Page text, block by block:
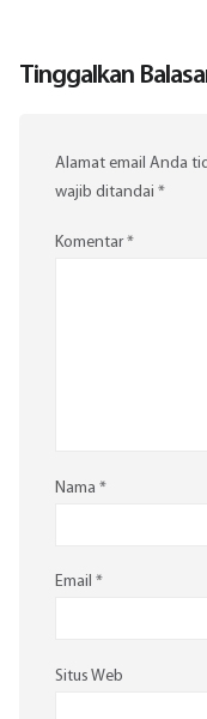
Tinggalkan
Alamat email Anda
wajib ditandai *
Komentar*
Nama *
Email *
Situs Web